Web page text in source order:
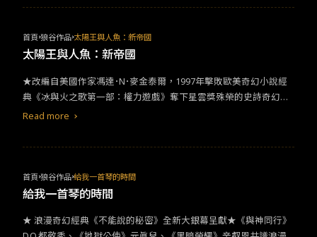
不同看法。有些人認為Rosa和Albert是兇手，他們應該受到法律的
制裁；另一些人則認為Rosa是受害者，她應該得到同情和理解。​
首頁 狼谷作品 太陽王與人魚：新帝國
太陽王與人魚：新帝國
★改編自美國作家馮達･N･麥金泰爾，1997年擊敗歐美奇幻小說經
典《冰與火之歌第一部：權力遊戲》奪下星雲獎殊榮的史詩奇幻小
說《太陽王與海妖》 ★《臥虎藏龍》李安御用編劇詹姆士夏姆斯X
一角，加上奧斯卡影后茱莉安德魯斯擔綱旁白穿針引線領出此一奇
幻篇章
Read more
首頁 狼谷作品 給我一首琴的時間
給我一首琴的時間
★ 浪漫奇幻經典《不能說的秘密》全新大銀幕呈獻★《與神同行》